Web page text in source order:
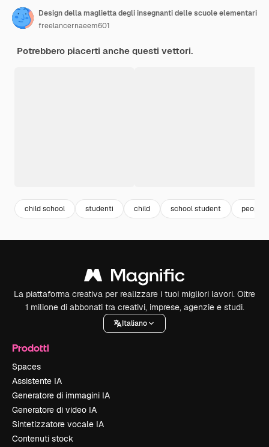
Design della maglietta degli insegnanti delle scuole elementari
freelancernaeem601
Potrebbero piacerti anche questi vettori.
child school studenti child school student people
La piattaforma creativa per realizzare i tuoi migliori lavori. Oltre
1 milione di abbonati tra creativi, imprese, agenzie e studi.
Italiano
Prodotti
Spaces
Assistente IA
Generatore di immagini IA
Generatore di video IA
Sintetizzatore vocale IA
Contenuti stock